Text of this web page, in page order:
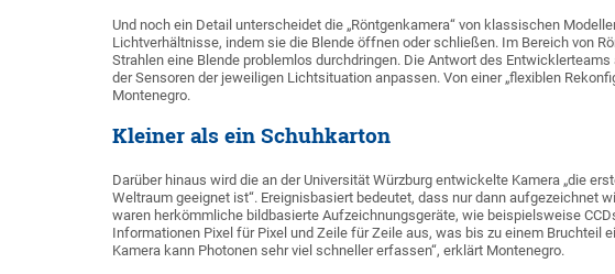
Und noch ein Detail unterscheidet die „Röntgenkamera“ von klassischen
Lichtverhältnisse, indem sie die Blende öffnen oder schließen. Im Bereich von
Strahlen eine Blende problemlos durchdringen. Die Antwort des
der Sensoren der jeweiligen Lichtsituation anpassen. Von einer „flexiblen
Montenegro.
Kleiner als ein Schuhkarton
Darüber hinaus wird die an der Universität Würzburg entwickelte Kamera „die
Weltraum geeignet ist“. Ereignisbasiert bedeutet, dass nur dann aufgezeichnet
waren herkömmliche bildbasierte Aufzeichnungsgeräte, wie beispielsweise
Informationen Pixel für Pixel und Zeile für Zeile aus, was bis zu einem Bruchteil
Kamera kann Photonen sehr viel schneller erfassen“, erklärt Montenegro.